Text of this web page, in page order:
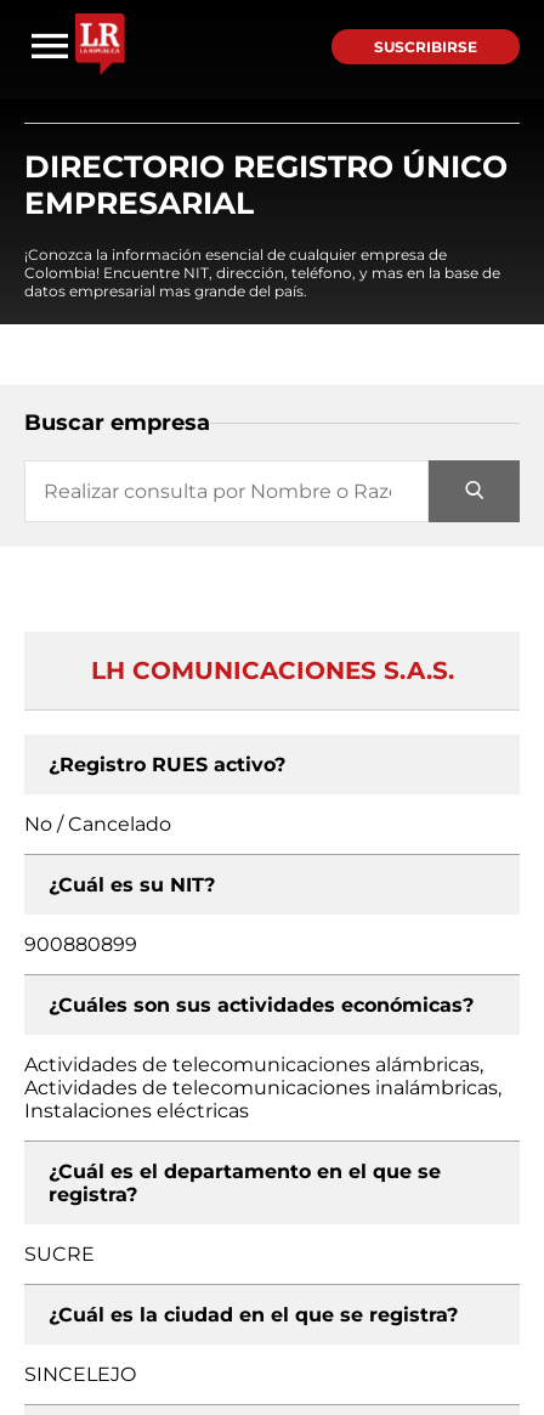
SUSCRIBIRSE
DIRECTORIO REGISTRO ÚNICO
EMPRESARIAL
¡Conozca la información esencial de cualquier empresa de
Colombia! Encuentre NIT, dirección, teléfono, y mas en la base de
datos empresarial mas grande del país.
Buscar empresa
LH COMUNICACIONES S.A.S.
¿Registro RUES activo?
No / Cancelado
¿Cuál es su NIT?
900880899
¿Cuáles son sus actividades económicas?
Actividades de telecomunicaciones alámbricas,
Actividades de telecomunicaciones inalámbricas,
Instalaciones eléctricas
¿Cuál es el departamento en el que se
registra?
SUCRE
¿Cuál es la ciudad en el que se registra?
SINCELEJO